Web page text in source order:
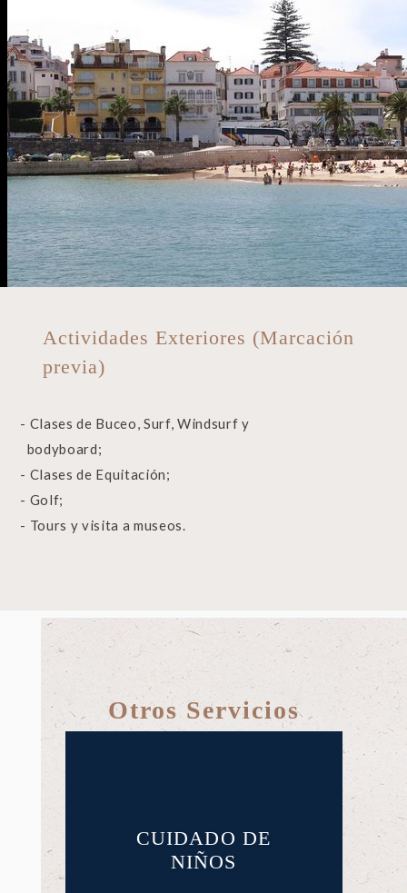
Actividades Exteriores (Marcación
previa)
- Clases de Buceo, Surf, Windsurf y
bodyboard;
- Clases de Equitación;
- Golf;
- Tours y visita a museos.
Otros Servicios
CUIDADO DE
NIÑOS